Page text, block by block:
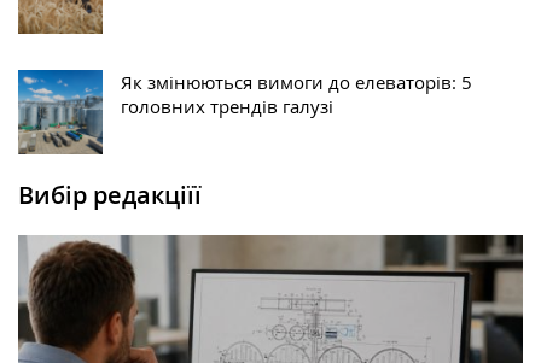
Як змінюються вимоги до елеваторів: 5
головних трендів галузі
Вибір редакціїї